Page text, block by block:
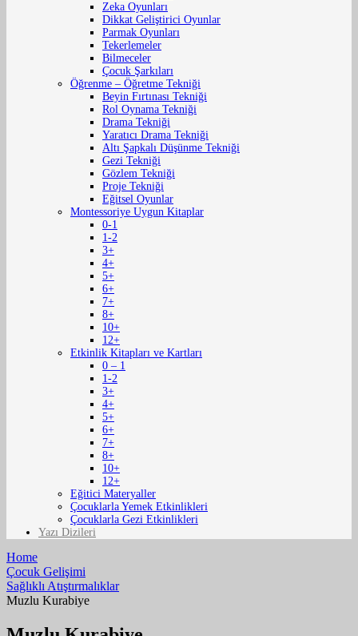
Zeka Oyunları
Dikkat Geliştirici Oyunlar
Parmak Oyunları
Tekerlemeler
Bilmeceler
Çocuk Şarkıları
Öğrenme – Öğretme Tekniği
Beyin Fırtınası Tekniği
Rol Oynama Tekniği
Drama Tekniği
Yaratıcı Drama Tekniği
Altı Şapkalı Düşünme Tekniği
Gezi Tekniği
Gözlem Tekniği
Proje Tekniği
Eğitsel Oyunlar
Montessoriye Uygun Kitaplar
0-1
1-2
3+
4+
5+
6+
7+
8+
10+
12+
Etkinlik Kitapları ve Kartları
0 – 1
1-2
3+
4+
5+
6+
7+
8+
10+
12+
Eğitici Materyaller
Çocuklarla Yemek Etkinlikleri
Çocuklarla Gezi Etkinlikleri
Yazı Dizileri
Home
Çocuk Gelişimi
Sağlıklı Atıştırmalıklar
Muzlu Kurabiye